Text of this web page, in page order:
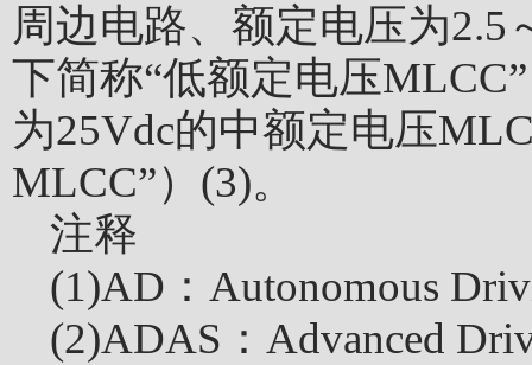
周边电路、额定电压为
下简称“低额定电压
为25Vdc的中额定电压
MLCC”）(3)。
注释
(1)AD：Autonomous
(2)ADAS：Advanced